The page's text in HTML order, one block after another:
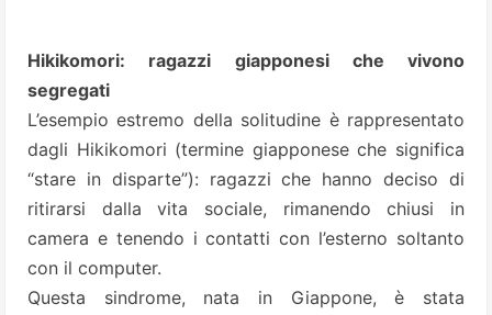
Hikikomori: ragazzi giapponesi che vivono
segregati
L’esempio estremo della solitudine è rappresentato
dagli Hikikomori (termine giapponese che significa
“stare in disparte”): ragazzi che hanno deciso di
ritirarsi dalla vita sociale, rimanendo chiusi in
camera e tenendo i contatti con l’esterno soltanto
con il computer.
Questa sindrome, nata in Giappone, è stata